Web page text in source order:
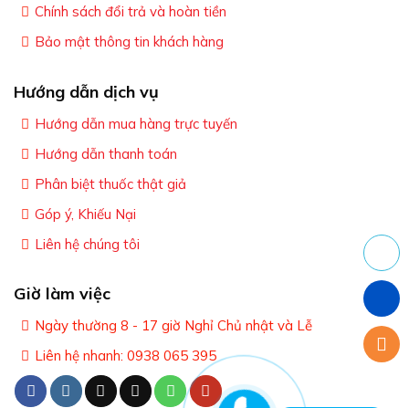
Chính sách đổi trả và hoàn tiền
Bảo mật thông tin khách hàng
Hướng dẫn dịch vụ
Hướng dẫn mua hàng trực tuyến
Hướng dẫn thanh toán
Phân biệt thuốc thật giả
Góp ý, Khiếu Nại
Liên hệ chúng tôi
Giờ làm việc
Ngày thường 8 - 17 giờ Nghỉ Chủ nhật và Lễ
Liên hệ nhanh: 0938 065 395